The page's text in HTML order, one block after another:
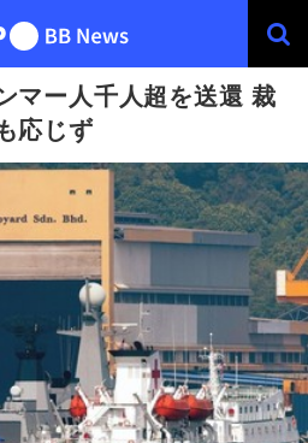
マー人千人超を送還 裁
応じず